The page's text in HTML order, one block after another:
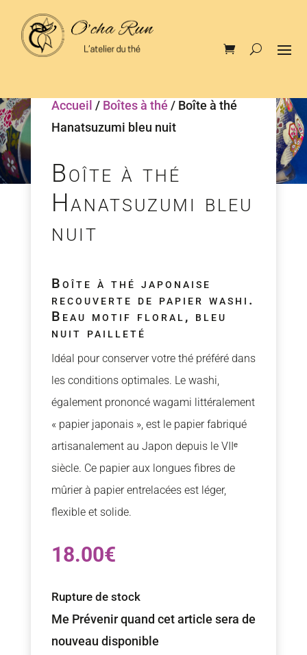
Accueil / Boîtes à thé / Boîte à thé
Hanatsuzumi bleu nuit
Boîte à thé
Hanatsuzumi bleu
nuit
Boîte à thé japonaise
recouverte de papier washi.
Beau motif floral, bleu
nuit pailleté
Idéal pour conserver votre thé préféré dans
les conditions optimales. Le washi,
également prononcé wagami littéralement
« papier japonais », est le papier fabriqué
artisanalement au Japon depuis le VIIᵉ
siècle. Ce papier aux longues fibres de
mûrier à papier entrelacées est léger,
flexible et solide.
18.00€
Rupture de stock
Me Prévenir quand cet article sera de
nouveau disponible